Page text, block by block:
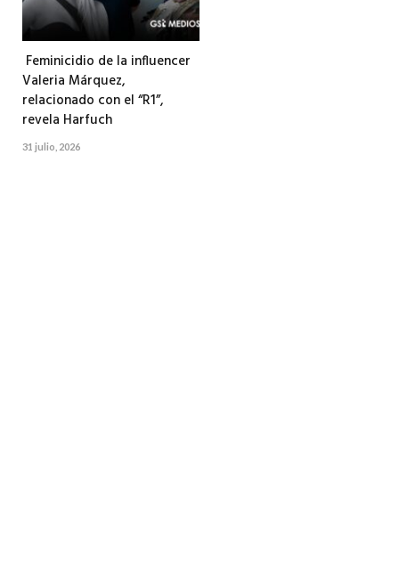
Feminicidio de la influencer
Valeria Márquez,
relacionado con el “R1”,
revela Harfuch
31 julio, 2026